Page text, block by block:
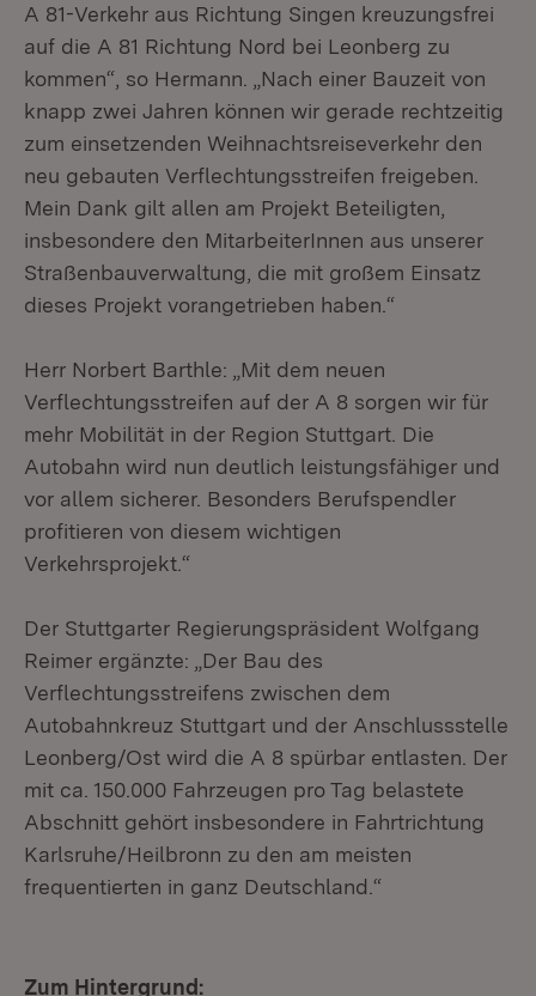
A 81-Verkehr aus Richtung Singen kreuzungsfrei
auf die A 81 Richtung Nord bei Leonberg zu
kommen“, so Hermann. „Nach einer Bauzeit von
knapp zwei Jahren können wir gerade rechtzeitig
zum einsetzenden Weihnachtsreiseverkehr den
neu gebauten Verflechtungsstreifen freigeben.
Mein Dank gilt allen am Projekt Beteiligten,
insbesondere den MitarbeiterInnen aus unserer
Straßenbauverwaltung, die mit großem Einsatz
dieses Projekt vorangetrieben haben.“
Herr Norbert Barthle: „Mit dem neuen
Verflechtungsstreifen auf der A 8 sorgen wir für
mehr Mobilität in der Region Stuttgart. Die
Autobahn wird nun deutlich leistungsfähiger und
vor allem sicherer. Besonders Berufspendler
profitieren von diesem wichtigen
Verkehrsprojekt.“
Der Stuttgarter Regierungspräsident Wolfgang
Reimer ergänzte: „Der Bau des
Verflechtungsstreifens zwischen dem
Autobahnkreuz Stuttgart und der Anschlussstelle
Leonberg/Ost wird die A 8 spürbar entlasten. Der
mit ca. 150.000 Fahrzeugen pro Tag belastete
Abschnitt gehört insbesondere in Fahrtrichtung
Karlsruhe/Heilbronn zu den am meisten
frequentierten in ganz Deutschland.“
Zum Hintergrund: